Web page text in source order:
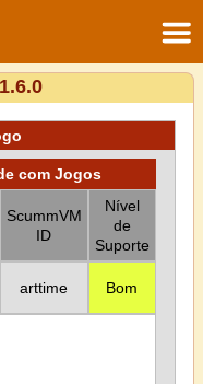
com Jogos
ScummVM
ID
Nível
de
Suporte
arttime Bom